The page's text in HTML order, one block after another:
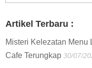
Artikel Terbaru :
Misteri Kelezatan Menu
Cafe Terungkap 30/07/